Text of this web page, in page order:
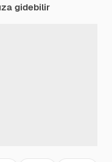
gidebilir